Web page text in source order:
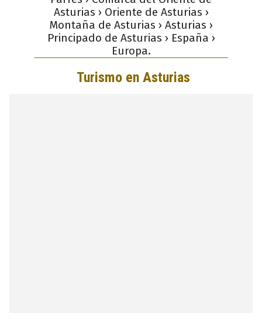
Asturias › Oriente de Asturias ›
Montaña de Asturias › Asturias ›
Principado de Asturias › España ›
Europa.